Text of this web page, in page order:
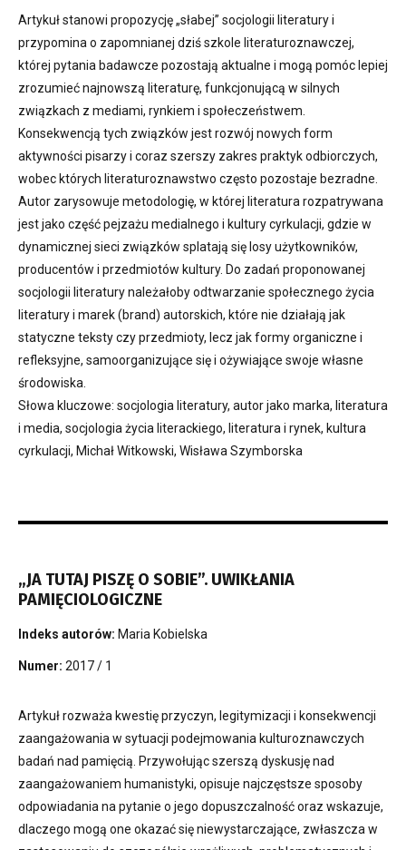
Artykuł stanowi propozycję „słabej” socjologii literatury i
przypomina o zapomnianej dziś szkole literaturoznawczej,
której pytania badawcze pozostają aktualne i mogą pomóc lepiej
zrozumieć najnowszą literaturę, funkcjonującą w silnych
związkach z mediami, rynkiem i społeczeństwem.
Konsekwencją tych związków jest rozwój nowych form
aktywności pisarzy i coraz szerszy zakres praktyk odbiorczych,
wobec których literaturoznawstwo często pozostaje bezradne.
Autor zarysowuje metodologię, w której literatura rozpatrywana
jest jako część pejzażu medialnego i kultury cyrkulacji, gdzie w
dynamicznej sieci związków splatają się losy użytkowników,
producentów i przedmiotów kultury. Do zadań proponowanej
socjologii literatury należałoby odtwarzanie społecznego życia
literatury i marek (brand) autorskich, które nie działają jak
statyczne teksty czy przedmioty, lecz jak formy organiczne i
refleksyjne, samoorganizujące się i ożywiające swoje własne
środowiska.
Słowa kluczowe: socjologia literatury, autor jako marka, literatura
i media, socjologia życia literackiego, literatura i rynek, kultura
cyrkulacji, Michał Witkowski, Wisława Szymborska
„JA TUTAJ PISZĘ O SOBIE”. UWIKŁANIA
PAMIĘCIOLOGICZNE
Indeks autorów: Maria Kobielska
Numer: 2017 / 1
Artykuł rozważa kwestię przyczyn, legitymizacji i konsekwencji
zaangażowania w sytuacji podejmowania kulturoznawczych
badań nad pamięcią. Przywołując szerszą dyskusję nad
zaangażowaniem humanistyki, opisuje najczęstsze sposoby
odpowiadania na pytanie o jego dopuszczalność oraz wskazuje,
dlaczego mogą one okazać się niewystarczające, zwłaszcza w